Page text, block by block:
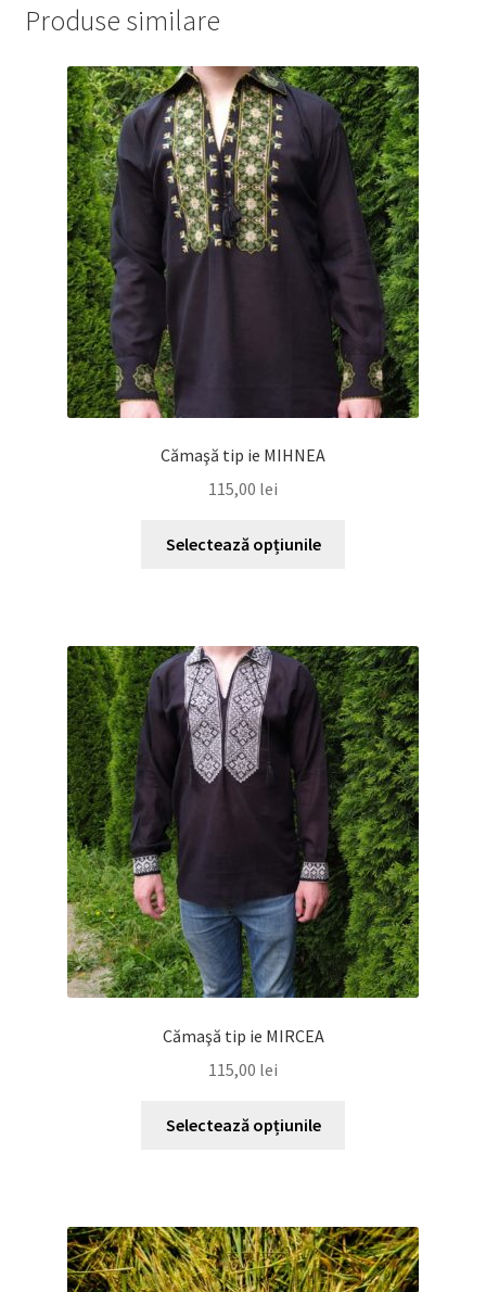
Produse similare
Cămaşă tip ie MIHNEA
115,00 lei
Selectează opțiunile
multe
variații.
Opțiunile
pot
fi
alese
în
pagina
produsului.
Cămaşă tip ie MIRCEA
115,00 lei
Selectează opțiunile
variații.
Opțiunile